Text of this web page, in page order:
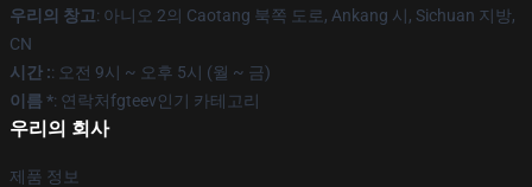
우리의 창고: 아니오 2의 Caotang 북쪽 도로, Ankang 시, Sichuan 지방,
CN
시간 :: 오전 9시 ~ 오후 5시 (월 ~ 금)
이름 *: 연락처fgteev인기 카테고리
우리의 회사
제품 정보